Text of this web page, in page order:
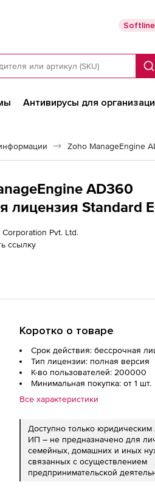
Антивирусы для
Zoho ManageEngine
AD360
лицензия Standard
fee for 200000 User
Pvt. Ltd.
ссылку
Коротко о товаре
Срок действия: бессрочная
Тип лицензии: полная версия
К-во пользователей: 200000
Минимальная покупка: от 1 шт.
Все характеристики
Доступно только юридическим
ИП – не предназначено для
семейных, домашних и иных
связанных с осуществлением
предпринимательской